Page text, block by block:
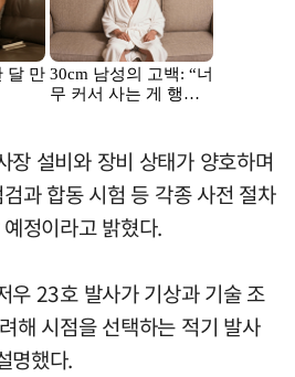
장 설비와 장비 상태가 양호하며
과 합동 시험 등 각종 사전 절차
정이라고 밝혔다.
우 23호 발사가 기상과 기술 조
해 시점을 선택하는 적기 발사
명했다.